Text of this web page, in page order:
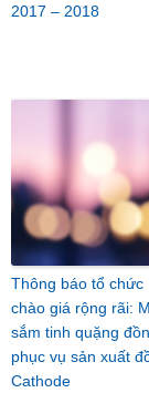
2017 – 2018
Thông báo tổ chức
chào giá rộng rãi:
sắm tinh quặng
phục vụ sản xuất
Cathode